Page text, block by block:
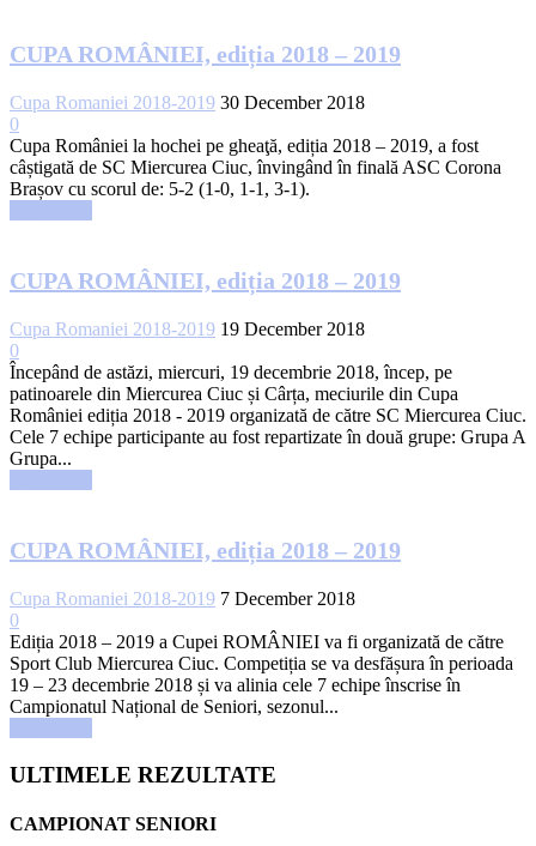
CUPA ROMÂNIEI, ediția 2018 – 2019
Cupa Romaniei 2018-2019 30 December 2018
0
Cupa României la hochei pe gheaţă, ediția 2018 – 2019, a fost
câștigată de SC Miercurea Ciuc, învingând în finală ASC Corona
Brașov cu scorul de: 5-2 (1-0, 1-1, 3-1).
CUPA ROMÂNIEI, ediția 2018 – 2019
Cupa Romaniei 2018-2019 19 December 2018
0
Începând de astăzi, miercuri, 19 decembrie 2018, încep, pe
patinoarele din Miercurea Ciuc și Cârța, meciurile din Cupa
României ediția 2018 - 2019 organizată de către SC Miercurea Ciuc.
Cele 7 echipe participante au fost repartizate în două grupe: Grupa A
Grupa...
CUPA ROMÂNIEI, ediția 2018 – 2019
Cupa Romaniei 2018-2019 7 December 2018
0
Ediția 2018 – 2019 a Cupei ROMÂNIEI va fi organizată de către
Sport Club Miercurea Ciuc. Competiția se va desfășura în perioada
19 – 23 decembrie 2018 și va alinia cele 7 echipe înscrise în
Campionatul Național de Seniori, sezonul...
ULTIMELE REZULTATE
CAMPIONAT SENIORI